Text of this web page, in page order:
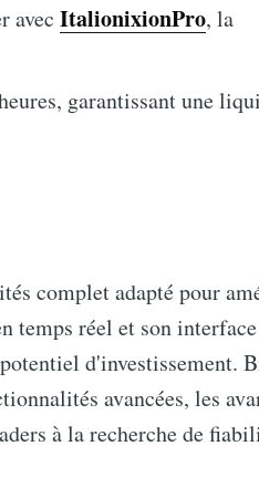
avec ItalionixionPro, la
garantissant une
complet adapté pour
temps réel et son interface
d'investissement.
avancées, les
à la recherche de